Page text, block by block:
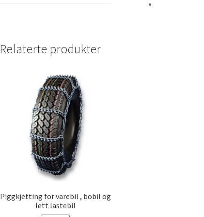
Relaterte produkter
Piggkjetting for varebil , bobil og
lett lastebil